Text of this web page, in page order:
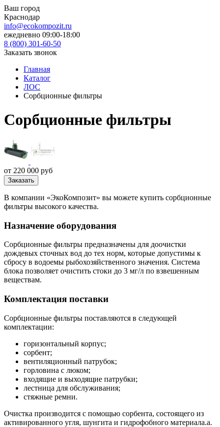
Ваш город
Краснодар
info@ecokompozit.ru
ежедневно 09:00-18:00
8 (800) 301-60-50
Заказать звонок
Главная
Каталог
ЛОС
Сорбционные фильтры
Сорбционные фильтры
от 220 000 руб
Заказать
В компании «ЭкоКомпозит» вы можете купить сорбционные
фильтры высокого качества.
Назначение оборудования
Сорбционные фильтры предназначены для доочистки
дождевых сточных вод до тех норм, которые допустимы к
сбросу в водоемы рыбохозяйственного значения. Система
блока позволяет очистить стоки до 3 мг/л по взвешенным
веществам.
Комплектация поставки
Сорбционные фильтры поставляются в следующей
комплектации:
горизонтальный корпус;
сорбент;
вентиляционный патрубок;
горловина с люком;
входящие и выходящие патрубки;
лестница для обслуживания;
стяжные ремни.
Очистка производится с помощью сорбента, состоящего из
активированного угля, шунгита и гидрофобного материала.а.